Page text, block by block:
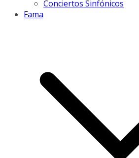
Conciertos Sinfónicos
Fama